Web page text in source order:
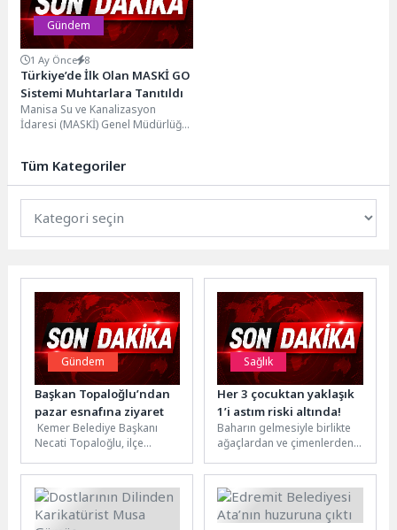
Gündem
1 Ay Önce 8
Türkiye’de İlk Olan MASKİ GO
Sistemi Muhtarlara Tanıtıldı
Manisa Su ve Kanalizasyon
İdaresi (MASKİ) Genel Müdürlüğü
Tüm Kategoriler
Gündem
Başkan Topaloğlu’ndan
pazar esnafına ziyaret
Kemer Belediye Başkanı
Necati Topaloğlu, ilçe
ve meyve pazarını ziyaret
ederek pazar...
Sağlık
Her 3 çocuktan yaklaşık
1’i astım riski altında!
Baharın gelmesiyle birlikte
ağaçlardan ve çimenlerden
artması çocuklarda alerjik
nezle şikayetlerini belirgin...